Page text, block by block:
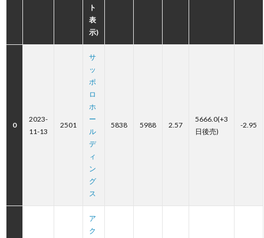
ト
表
示)
0
2023-
11-13
2501
サ
ッ
ポ
ロ
ホ
ー
ル
デ
ィ
ン
グ
ス
5838 5988 2.57
5666.0(+3
日後売)
-2.95
ア
ク